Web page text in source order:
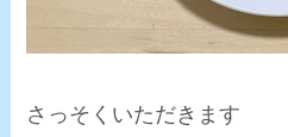
さっそくいただきます